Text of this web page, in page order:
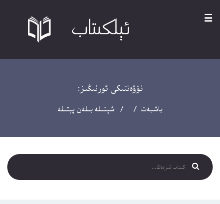
☰
نۆۋەتتىكى ئورنىڭىز:
باشبەت / / شېتىلە بىلەن پېتىلە